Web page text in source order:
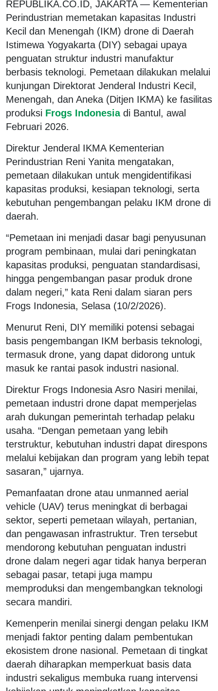
REPUBLIKA.CO.ID, JAKARTA — Kementerian
Perindustrian memetakan kapasitas Industri
Kecil dan Menengah (IKM) drone di Daerah
Istimewa Yogyakarta (DIY) sebagai upaya
penguatan struktur industri manufaktur
berbasis teknologi. Pemetaan dilakukan melalui
kunjungan Direktorat Jenderal Industri Kecil,
Menengah, dan Aneka (Ditjen IKMA) ke fasilitas
produksi Frogs Indonesia di Bantul, awal
Februari 2026.
Direktur Jenderal IKMA Kementerian
Perindustrian Reni Yanita mengatakan,
pemetaan dilakukan untuk mengidentifikasi
kapasitas produksi, kesiapan teknologi, serta
kebutuhan pengembangan pelaku IKM drone di
daerah.
“Pemetaan ini menjadi dasar bagi penyusunan
program pembinaan, mulai dari peningkatan
kapasitas produksi, penguatan standardisasi,
hingga pengembangan pasar produk drone
dalam negeri,” kata Reni dalam siaran pers
Frogs Indonesia, Selasa (10/2/2026).
Menurut Reni, DIY memiliki potensi sebagai
basis pengembangan IKM berbasis teknologi,
termasuk drone, yang dapat didorong untuk
masuk ke rantai pasok industri nasional.
Direktur Frogs Indonesia Asro Nasiri menilai,
pemetaan industri drone dapat memperjelas
arah dukungan pemerintah terhadap pelaku
usaha. “Dengan pemetaan yang lebih
terstruktur, kebutuhan industri dapat direspons
melalui kebijakan dan program yang lebih tepat
sasaran,” ujarnya.
Pemanfaatan drone atau unmanned aerial
vehicle (UAV) terus meningkat di berbagai
sektor, seperti pemetaan wilayah, pertanian,
dan pengawasan infrastruktur. Tren tersebut
mendorong kebutuhan penguatan industri
drone dalam negeri agar tidak hanya berperan
sebagai pasar, tetapi juga mampu
memproduksi dan mengembangkan teknologi
secara mandiri.
Kemenperin menilai sinergi dengan pelaku IKM
menjadi faktor penting dalam pembentukan
ekosistem drone nasional. Pemetaan di tingkat
daerah diharapkan memperkuat basis data
industri sekaligus membuka ruang intervensi